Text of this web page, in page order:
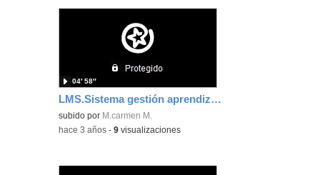
LMS.Sistema gestión aprendizaje.Maria Carmen Martin Garcia
subido por M.carmen M.
04′ 58″
-hace 3 años -9 visualizaciones